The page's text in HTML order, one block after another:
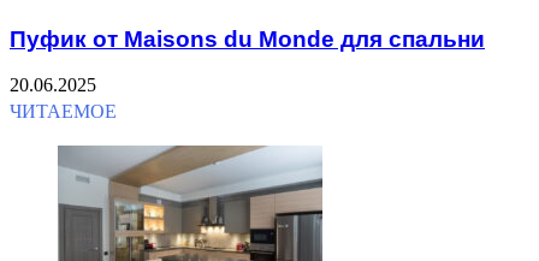
Пуфик от Maisons du Monde для спальни
20.06.2025
ЧИТАЕМОЕ